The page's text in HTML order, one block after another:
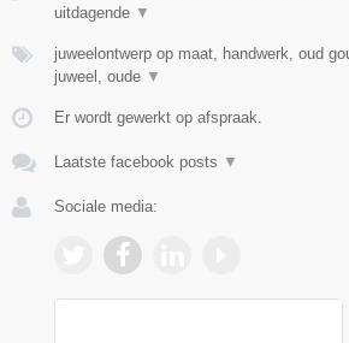
uitdagende ▼
juweelontwerp op maat, handwerk, oud
juweel, oude ▼
Er wordt gewerkt op afspraak.
Laatste facebook posts ▼
Sociale media: